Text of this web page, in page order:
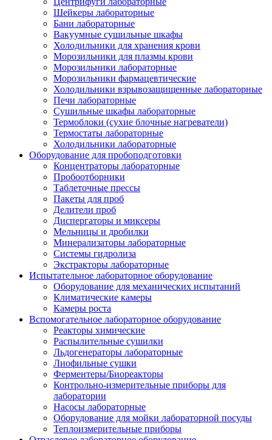
Шейкеры лабораторные
Бани лабораторные
Вакуумные сушильные шкафы
Холодильники для хранения крови
Морозильники для плазмы крови
Морозильники лабораторные
Морозильники фармацевтические
Холодильники взрывозащищенные лабораторные
Печи лабораторные
Сушильные шкафы лабораторные
Термоблоки (сухие блочные нагреватели)
Термостаты лабораторные
Холодильники лабораторные
Оборудование для пробоподготовки
Концентраторы лабораторные
Пробоотборники
Таблеточные прессы
Пакеты для проб
Делители проб
Диспергаторы и миксеры
Мельницы и дробилки
Минерализаторы лабораторные
Системы гидролиза
Экстракторы лабораторные
Испытательное лабораторное оборудование
Оборудование для механических испытаний
Климатические камеры
Камеры роста
Вспомогательное лабораторное оборудование
Реакторы химические
Распылительные сушилки
Льдогенераторы лабораторные
Лиофильные сушки
Ферментеры/Биореакторы
Контрольно-измерительные приборы для
лаборатории
Насосы лабораторные
Оборудование для мойки лабораторной посуды
Теплоизмерительные приборы